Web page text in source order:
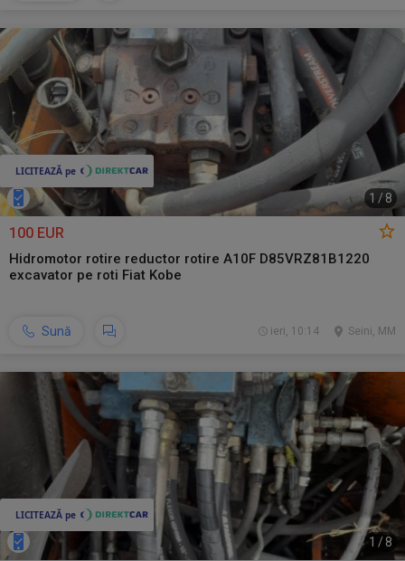
1 /8
100 EUR
Hidromotor rotire reductor rotire A10F D85VRZ81B1220
excavator pe roti Fiat Kobe
Sună Seini, MM
ieri, 10:14
1 / 8